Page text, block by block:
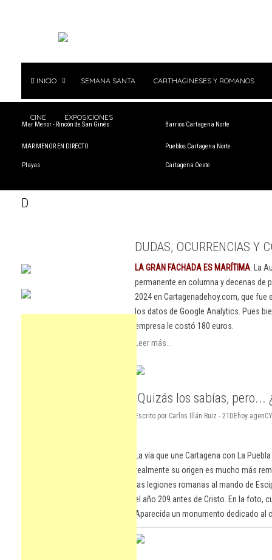
INICIO SEMANA SANTA CARTHAGINESES Y ROMANOS
CINE EXPOSICIONES
Mar Menor - Rincón de San Ginés
MAR MENOR EN DIRECTO
Playas
Barrios Cartagena Norte
Pueblos Cartagena Norte
Cartagena Oeste
D
DUDAS, OCURRENCIAS Y
LA GRAN FACHADA ES MARÍTIMA . La
permanente en columna y decenas
2024 en Cartagenadehoy.com, que
los datos de Google Analytics. Pues
empresa le costó 180 euros.
Leer más...
'Quizás los sabías, pero...
Escrito por Carlos Illán Ruiz - 21DEhoy
La vía que une Cartagena con La
realmente su origen es mucho más
las legiones romanas al mando de
el año 209 antes de Cristo. En la foto,
Aparecida un monumento dedicado al